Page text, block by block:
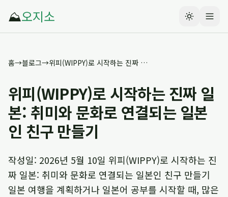
⛰️오지소
홈→블로그→ 위피(WIPPY)로 시작하는 진짜 일본: 취미와 문화로 연결되는 일본인 친구 만들기
위피(WIPPY)로 시작하는 진짜 일
본: 취미와 문화로 연결되는 일본
인 친구 만들기
작성일: 2026년 5월 10일 위피(WIPPY)로 시작하는 진
짜 일본: 취미와 문화로 연결되는 일본인 친구 만들기
일본 여행을 계획하거나 일본어 공부를 시작할 때, 많은